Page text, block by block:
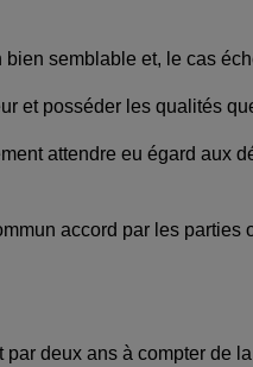
semblable et, le cas
et posséder les qualités
attendre eu égard aux
accord par les
deux ans à compter de